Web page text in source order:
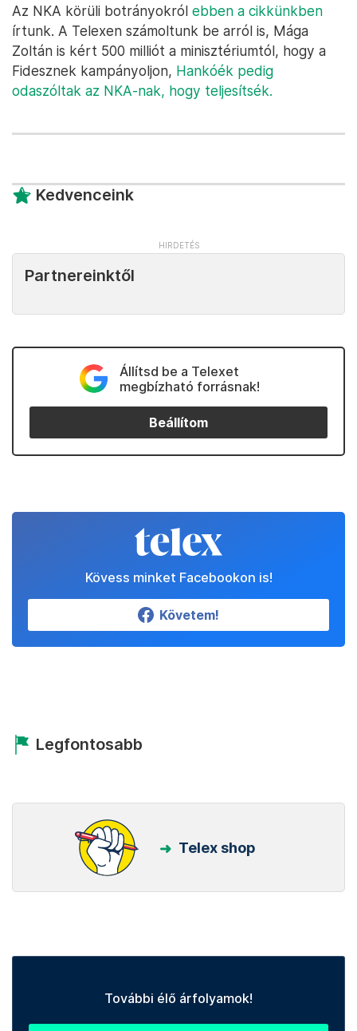
Az NKA körüli botrányokról ebben a cikkünkben
írtunk. A Telexen számoltunk be arról is, Mága
Zoltán is kért 500 milliót a minisztériumtól, hogy a
Fidesznek kampányoljon, Hankóék pedig
odaszóltak az NKA-nak, hogy teljesítsék.
Kedvenceink
Partnereinktől
Állítsd be a Telexet
megbízható forrásnak!
Beállítom
Kövess minket Facebookon is!
Követem!
Legfontosabb
Telex shop
További élő árfolyamok!